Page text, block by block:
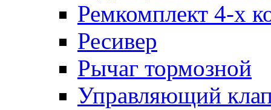
Ремкомплект 4-х
Ресивер
Рычаг тормозной
Управляющий